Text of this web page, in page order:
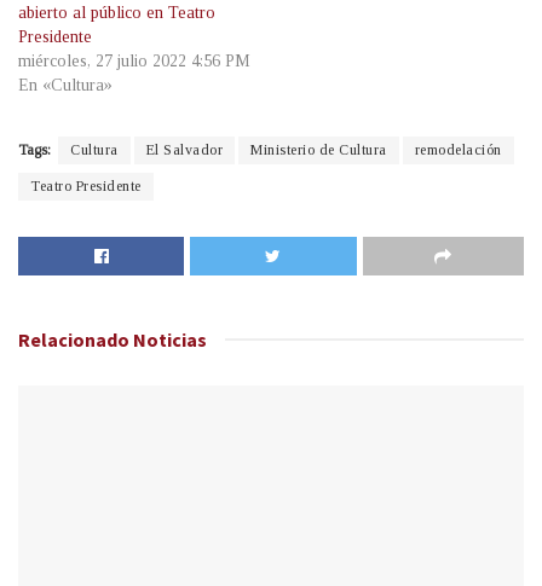
abierto al público en Teatro
Presidente
miércoles, 27 julio 2022 4:56 PM
En «Cultura»
Tags: Cultura El Salvador Ministerio de Cultura remodelación
Teatro Presidente
Relacionado Noticias